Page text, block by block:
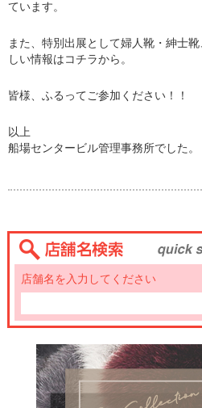
ています。
また、特別出展として婦人靴・紳士
しい情報はコチラから。
皆様、ふるってご参加ください！！
以上
船場センタービル管理事務所でした。
店舗名を入力してください